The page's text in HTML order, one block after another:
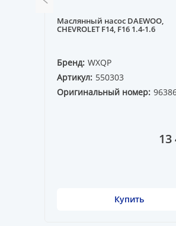
Маслянный насос DAEWOO,
CHEVROLET F14, F16 1.4-1.6
Бренд: WXQP
Артикул: 550303
Оригинальный номер:
13
Купить